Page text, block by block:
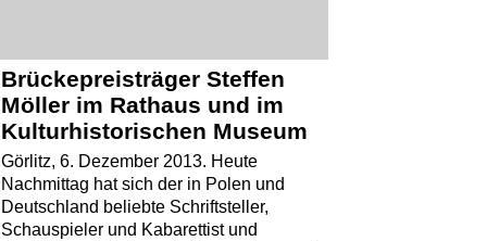
Brückepreisträger Steffen
Möller im Rathaus und im
Kulturhistorischen Museum
Görlitz, 6. Dezember 2013. Heute
Nachmittag hat sich der in Polen und
Deutschland beliebte Schriftsteller,
Schauspieler und Kabarettist und